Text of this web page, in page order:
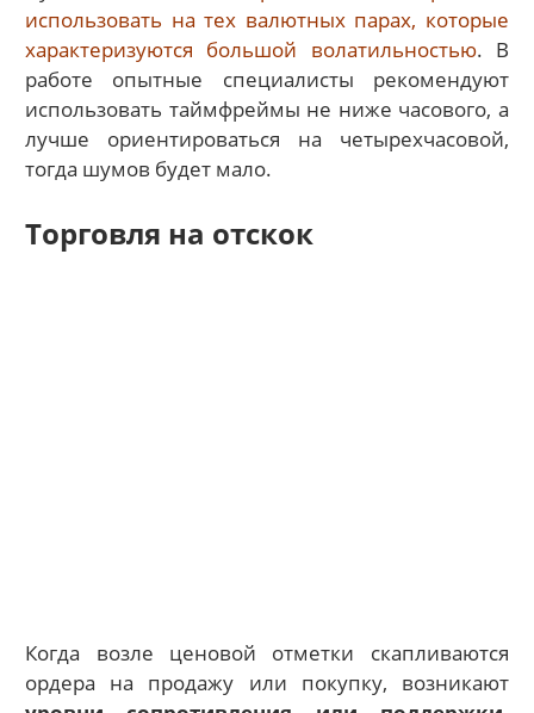
использовать на тех валютных парах, которые
характеризуются большой волатильностью. В
работе опытные специалисты рекомендуют
использовать таймфреймы не ниже часового, а
лучше ориентироваться на четырехчасовой,
тогда шумов будет мало.
Торговля на отскок
Когда возле ценовой отметки скапливаются
ордера на продажу или покупку, возникают